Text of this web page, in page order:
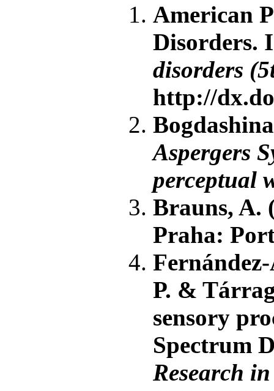
American
Disorders.
disorders
http://
Aspergers
perceptual
Brauns, A.
Praha:
P. &
sensory
Spectrum
Research